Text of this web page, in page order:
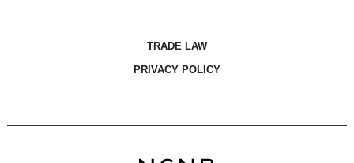
TRADE LAW
PRIVACY POLICY